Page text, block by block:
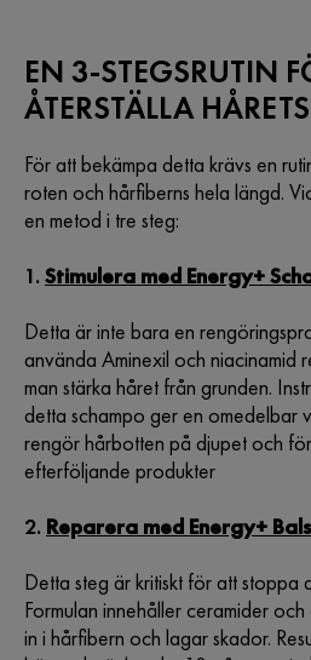
EN 3-STEGSRUTIN
ÅTERSTÄLLA
För att bekämpa detta krävs en
roten och hårfiberns hela längd.
en metod i tre steg:
1.Stimulera med Energy+
Detta är inte bara en
använda Aminexil och niacinamid
man stärka håret från grunden.
detta schampo ger en omedelbar
rengör hårbotten på djupet och
efterföljande produkter
2. Reparera med Energy+
Detta steg är kritiskt för att stoppa
Formulan innehåller ceramider
in i hårfibern och lagar skador.